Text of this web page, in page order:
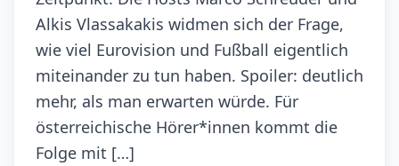
Alkis Vlassakakis widmen sich der Frage,
wie viel Eurovision und Fußball eigentlich
miteinander zu tun haben. Spoiler: deutlich
mehr, als man erwarten würde. Für
österreichische Hörer*innen kommt die
Folge mit […]